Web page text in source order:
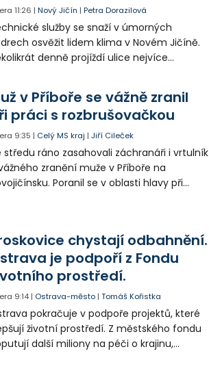
11:26 |Nový Jičín |Petra Dorazilová
služby se snaží v úmorných
osvěžit lidem klima v Novém Jičíně.
denně projíždí ulice nejvíce
v Příboře se vážně zranil
práci s rozbrušovačkou
9:35 | Celý MS kraj |Jiří Cileček
středu ráno zasahovali záchranáři i vrtulník
zranění muže v Příboře na
Poranil se v oblasti hlavy při
chystají odbahnění.
je podpoří z Fondu
prostředí.
9:14 | Ostrava-město |Tomáš Kořistka
pokračuje v podpoře projektů, které
životní prostředí. Z městského fondu
další miliony na péči o krajinu,